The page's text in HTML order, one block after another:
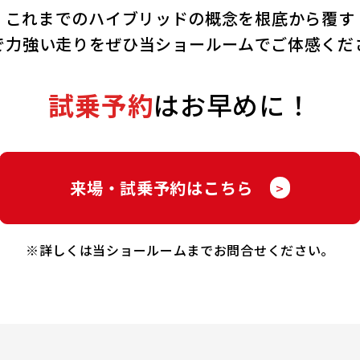
これまでのハイブリッドの概念を根底から覆す
力強い走りをぜひ当ショールームでご体感く
試乗予約はお早めに！
来場・試乗予約はこちら >
※詳しくは当ショールームまでお問合せください。